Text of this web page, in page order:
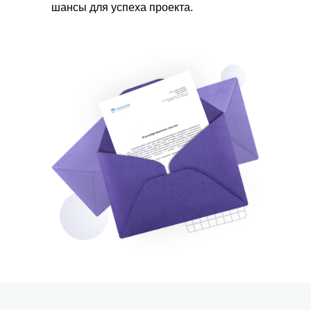
шансы для успеха проекта.